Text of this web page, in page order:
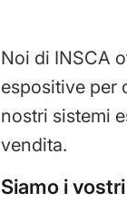
Noi di INSCA
espositive per
nostri sistemi
vendita.
Siamo i